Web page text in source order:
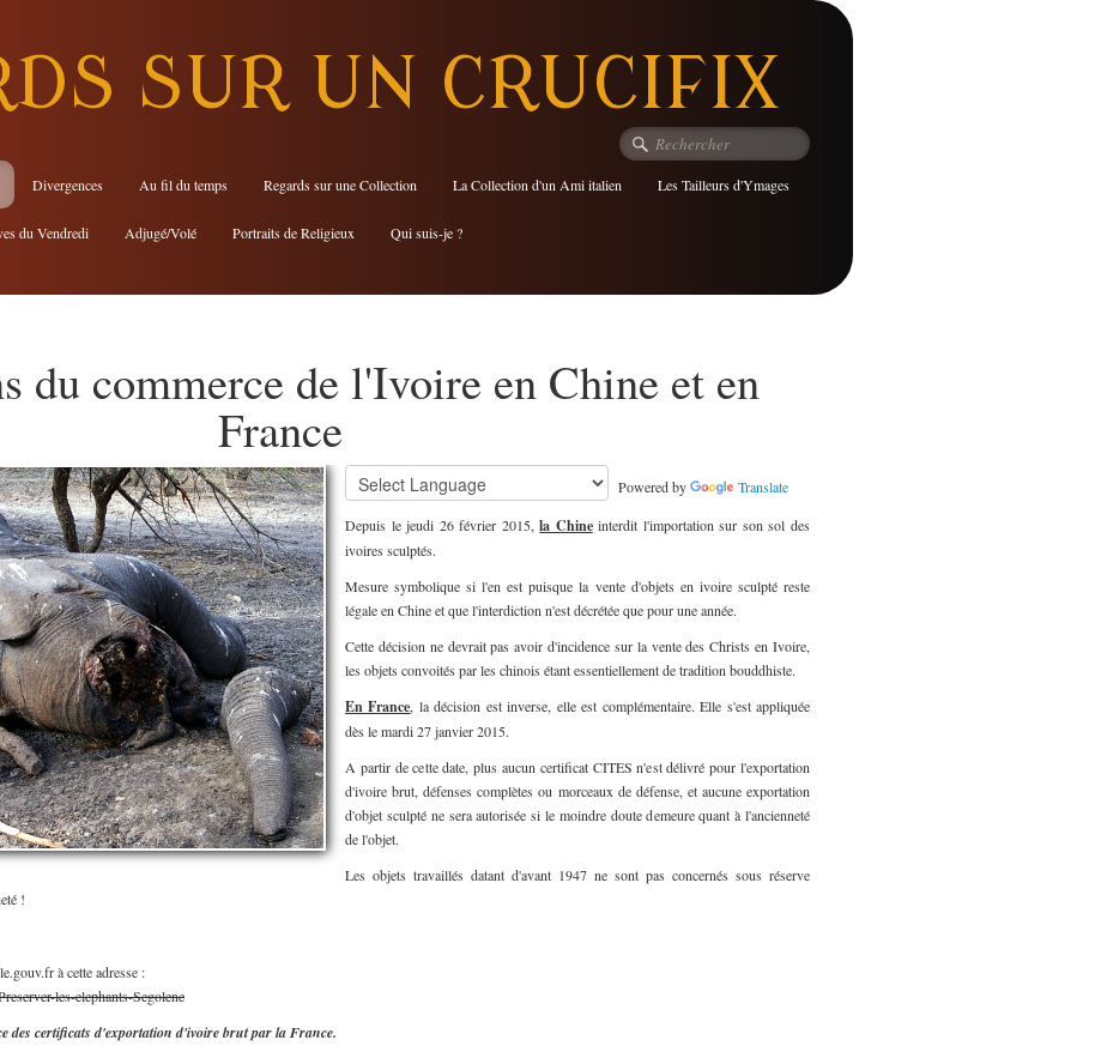
SUR UN CRUCIFIX
Divergences Au fil du temps Regards sur une Collection La Collection d'un Ami italien Les Tailleurs d'Ymages
du Vendredi Adjugé/Volé Portraits de Religieux Qui suis-je ?
du commerce de l'Ivoire en Chine et en
France
Powered by Translate
Depuis le jeudi 26 février 2015,la Chineinterdit l'importation sur son sol des
ivoires sculptés.
Mesure symbolique si l'en est puisque la vente d'objets en ivoire sculpté reste
légale en Chine et que l'interdiction n'est décrétée que pour une année.
Cette décision ne devrait pas avoir d'incidence sur la vente des Christs en Ivoire,
les objets convoités par les chinois étant essentiellement de tradition bouddhiste.
En France, la décision est inverse, elle est complémentaire. Elle s'est appliquée
dès le mardi 27 janvier 2015.
A partir de cette date, plus aucun certificat CITES n'est délivré pour l'exportation
d'ivoire brut, défenses complètes ou morceaux de défense, et aucune exportation
d'objet sculpté ne sera autorisée si le moindre doute demeure quant à l'ancienneté
de l'objet.
Les objets travaillés datant d'avant 1947 ne sont pas concernés sous réserve
!
à cette adresse :
les-elephants-Segolene
des certificats d'exportation d'ivoire brut par la France.